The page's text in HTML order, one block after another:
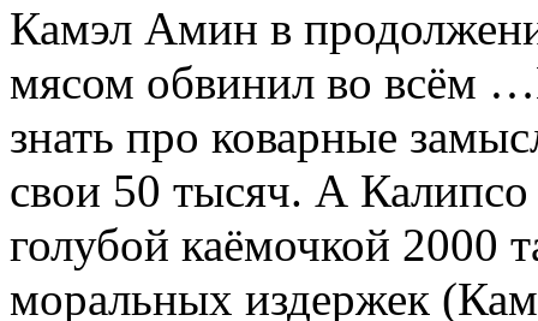
Камэл Амин в
мясом обвинил во всём
знать про коварные
свои 50 тысяч. А
голубой каёмочкой 2000
моральных издержек